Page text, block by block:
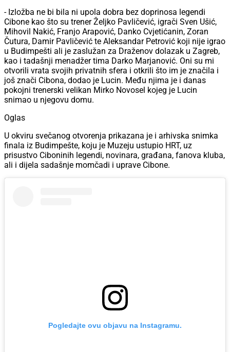
- Izložba ne bi bila ni upola dobra bez doprinosa legendi
Cibone kao što su trener Željko Pavličević, igrači Sven Ušić,
Mihovil Nakić, Franjo Arapović, Danko Cvjetićanin, Zoran
Čutura, Damir Pavličević te Aleksandar Petrović koji nije igrao
u Budimpešti ali je zaslužan za Draženov dolazak u Zagreb,
kao i tadašnji menadžer tima Darko Marjanović. Oni su mi
otvorili vrata svojih privatnih sfera i otkrili što im je značila i
još znači Cibona, dodao je Lucin. Među njima je i danas
pokojni trenerski velikan Mirko Novosel kojeg je Lucin
snimao u njegovu domu.
Oglas
U okviru svečanog otvorenja prikazana je i arhivska snimka
finala iz Budimpešte, koju je Muzeju ustupio HRT, uz
prisustvo Ciboninih legendi, novinara, građana, fanova kluba,
ali i dijela sadašnje momčadi i uprave Cibone.
Pogledajte ovu objavu na Instagramu.